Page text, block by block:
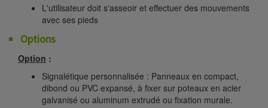
L'utilisateur doit s'asseoir et effectuer des mouvements
avec ses pieds
Options
Option :
Signalétique personnalisée : Panneaux en compact,
dibond ou PVC expansé, à fixer sur poteaux en acier
galvanisé ou aluminum extrudé ou fixation murale.